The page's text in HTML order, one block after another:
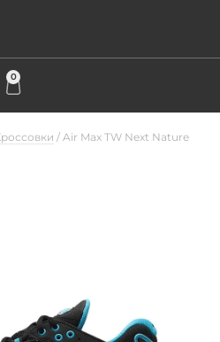
0
/ Air Max TW Next Nature